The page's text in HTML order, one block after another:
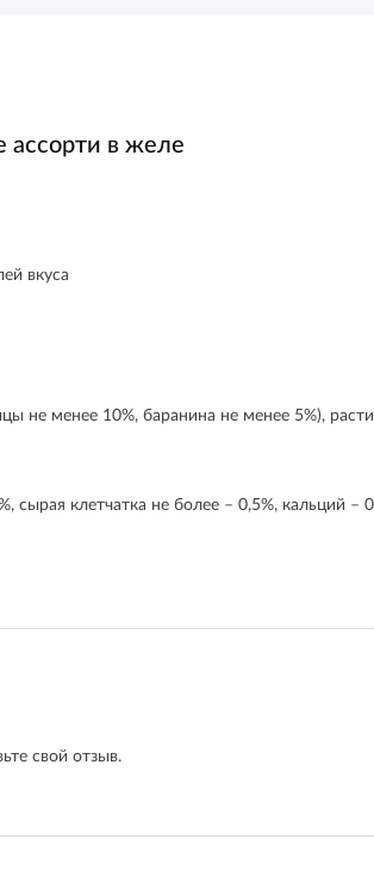
ассорти в желе
вкуса
не менее 10%, баранина не менее 5%),
клетчатка не более – 0,5%, кальций –
свой отзыв.